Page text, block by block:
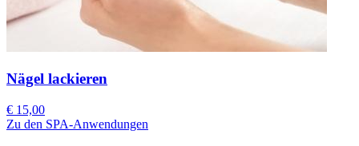
Nägel lackieren
€ 15,00
Zu den SPA-Anwendungen